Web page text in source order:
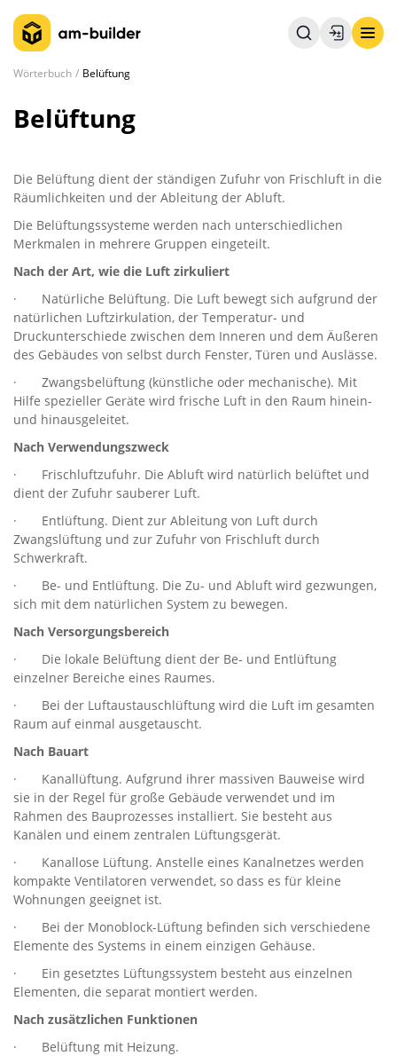
Wörterbuch Belüftung
Belüftung
Die Belüftung dient der ständigen Zufuhr von Frischluft in die
Räumlichkeiten und der Ableitung der Abluft.
Die Belüftungssysteme werden nach unterschiedlichen
Merkmalen in mehrere Gruppen eingeteilt.
Nach der Art, wie die Luft zirkuliert
· Natürliche Belüftung. Die Luft bewegt sich aufgrund der
natürlichen Luftzirkulation, der Temperatur- und
Druckunterschiede zwischen dem Inneren und dem Äußeren
des Gebäudes von selbst durch Fenster, Türen und Auslässe.
· Zwangsbelüftung (künstliche oder mechanische). Mit
Hilfe spezieller Geräte wird frische Luft in den Raum hinein-
und hinausgeleitet.
Nach Verwendungszweck
· Frischluftzufuhr. Die Abluft wird natürlich belüftet und
dient der Zufuhr sauberer Luft.
· Entlüftung. Dient zur Ableitung von Luft durch
Zwangslüftung und zur Zufuhr von Frischluft durch
Schwerkraft.
· Be- und Entlüftung. Die Zu- und Abluft wird gezwungen,
sich mit dem natürlichen System zu bewegen.
Nach Versorgungsbereich
· Die lokale Belüftung dient der Be- und Entlüftung
einzelner Bereiche eines Raumes.
· Bei der Luftaustauschlüftung wird die Luft im gesamten
Raum auf einmal ausgetauscht.
Nach Bauart
· Kanallüftung. Aufgrund ihrer massiven Bauweise wird
sie in der Regel für große Gebäude verwendet und im
Rahmen des Bauprozesses installiert. Sie besteht aus
Kanälen und einem zentralen Lüftungsgerät.
· Kanallose Lüftung. Anstelle eines Kanalnetzes werden
kompakte Ventilatoren verwendet, so dass es für kleine
Wohnungen geeignet ist.
· Bei der Monoblock-Lüftung befinden sich verschiedene
Elemente des Systems in einem einzigen Gehäuse.
· Ein gesetztes Lüftungssystem besteht aus einzelnen
Elementen, die separat montiert werden.
Nach zusätzlichen Funktionen
· Belüftung mit Heizung.